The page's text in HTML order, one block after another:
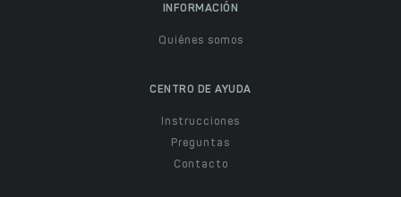
INFORMACIÓN
Quiénes somos
CENTRO DE AYUDA
Instrucciones
Preguntas
Contacto